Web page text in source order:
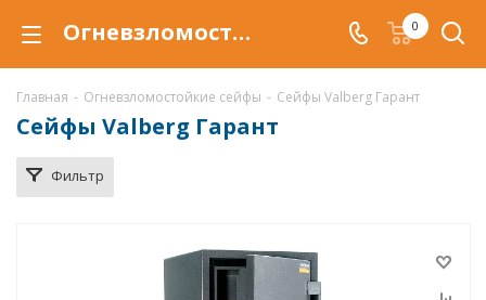
Огневзломостойкий сейф Valberg Гарант купить в Астрахани, сейфы Valberg Гарант с защитой от взлома и от огня по низкой цене c доставкой 0
Главная - Огневзломостойкие сейфы - Сейфы Valberg Гарант
Сейфы Valberg Гарант
Фильтр